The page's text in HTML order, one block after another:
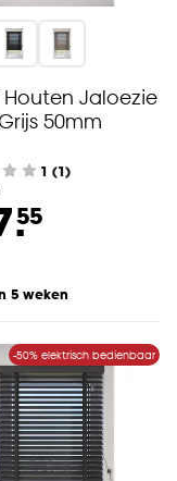
Houten Jaloezie
50mm
1 (1)
55
5 weken
-50% elektrisch bedienbaar